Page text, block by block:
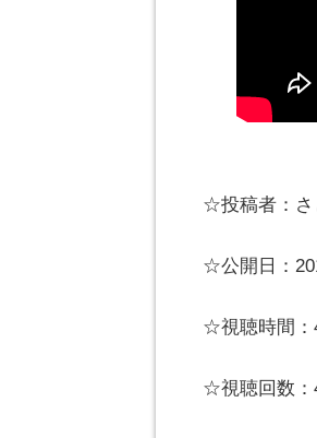
☆投稿者：さ
☆公開日：
☆視聴時間：
☆視聴回数：